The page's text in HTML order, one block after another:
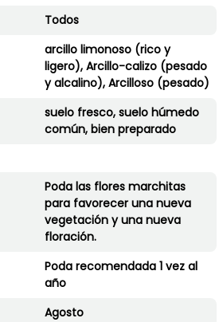
Todos
arcillo limonoso (rico y
ligero), Arcillo-calizo (pesado
y alcalino), Arcilloso (pesado)
suelo fresco, suelo húmedo
común, bien preparado
Poda las flores marchitas
para favorecer una nueva
vegetación y una nueva
floración.
Poda recomendada 1 vez al
año
Agosto